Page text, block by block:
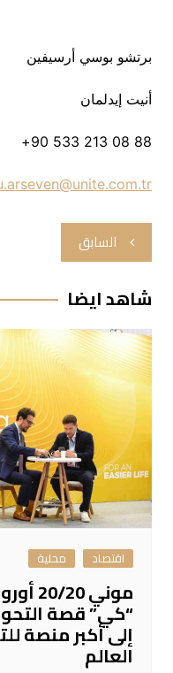
برتشو بوسي أرسيفين
أنيت إيدلمان
88 08 213 533 90+‏
تصفّح
المقالات
السابق
شاهد ايضا
اقتصاد محلية
“كي” قصة
إلى أكبر منصة
العالم